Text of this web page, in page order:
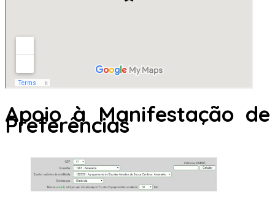
Apoio à Manifestação de
Preferências